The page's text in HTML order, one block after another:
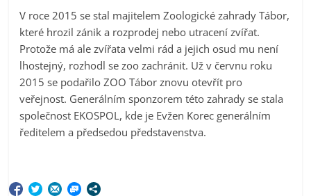
V roce 2015 se stal majitelem Zoologické zahrady Tábor,
které hrozil zánik a rozprodej nebo utracení zvířat.
Protože má ale zvířata velmi rád a jejich osud mu není
lhostejný, rozhodl se zoo zachránit. Už v červnu roku
2015 se podařilo ZOO Tábor znovu otevřít pro
veřejnost. Generálním sponzorem této zahrady se stala
společnost EKOSPOL, kde je Evžen Korec generálním
ředitelem a předsedou představenstva.